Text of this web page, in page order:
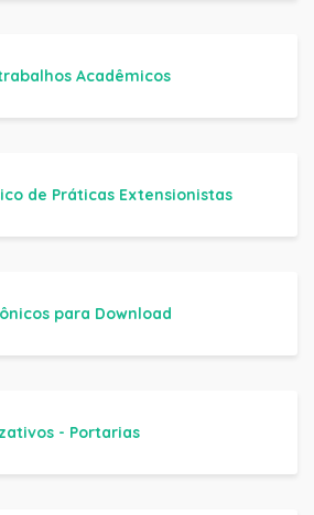
Acadêmicos
de Práticas Extensionistas
para Download
- Portarias